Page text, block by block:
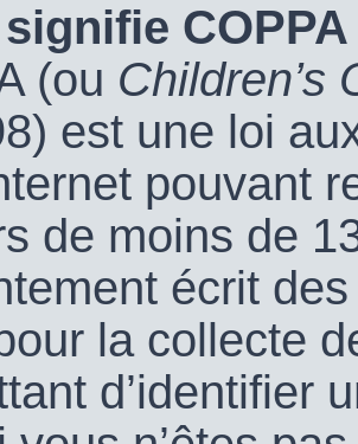
(ou Children’s
est une loi
pouvant
de moins de
écrit
la collecte
d’identifier